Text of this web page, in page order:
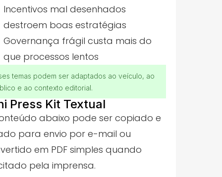
Incentivos mal desenhados
destroem boas estratégias
Governança frágil custa mais do
que processos lentos
temas podem ser adaptados ao veículo, ao
e ao contexto editorial.
Press Kit Textual
abaixo pode ser copiado e
para envio por e-mail ou
em PDF simples quando
pela imprensa.